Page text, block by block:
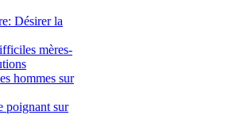
Désirer la
mères-
hommes sur
poignant sur